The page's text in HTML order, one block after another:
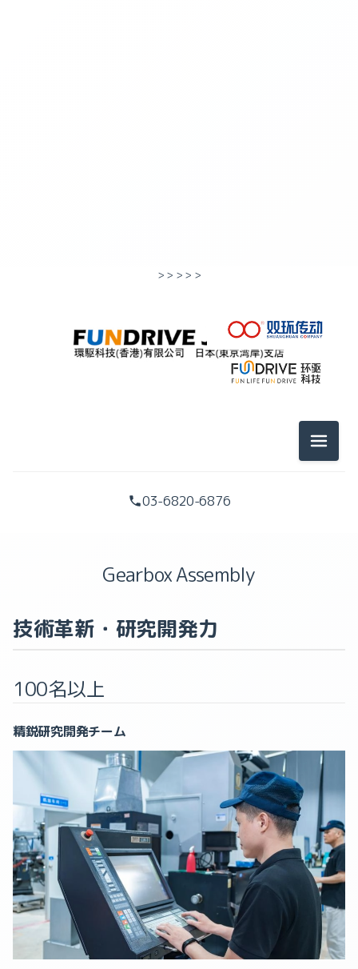
03-6820-6876
> > > > >
メニュ
Gearbox Assembly
技術革新・研究開発力
100名以上
精鋭研究開発チーム